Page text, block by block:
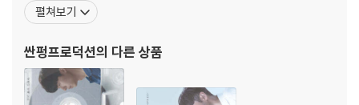
인(必娶女人)], [초식립정아애니(稍息立正我愛?)], [상견니]가
를 잘 그려내고 있다. 이를 통해 대만의 정신과 가치를 국제
펼쳐보기
싼펑프로덕션의 다른 상품